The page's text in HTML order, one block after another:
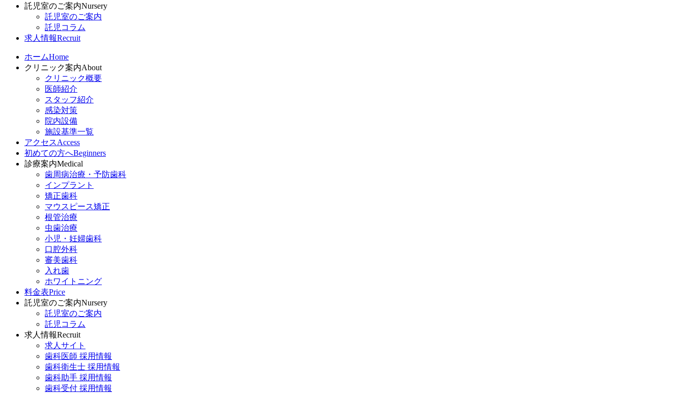
託児室のご案内Nursery
託児室のご案内
託児コラム
求人情報Recruit
ホームHome
クリニック案内About
クリニック概要
医師紹介
スタッフ紹介
感染対策
院内設備
施設基準一覧
アクセスAccess
初めての方へBeginners
診療案内Medical
歯周病治療・予防歯科
インプラント
矯正歯科
マウスピース矯正
根管治療
虫歯治療
小児・妊婦歯科
口腔外科
審美歯科
入れ歯
ホワイトニング
料金表Price
託児室のご案内Nursery
託児室のご案内
託児コラム
求人情報Recruit
求人サイト
歯科医師 採用情報
歯科衛生士 採用情報
歯科助手 採用情報
歯科受付 採用情報